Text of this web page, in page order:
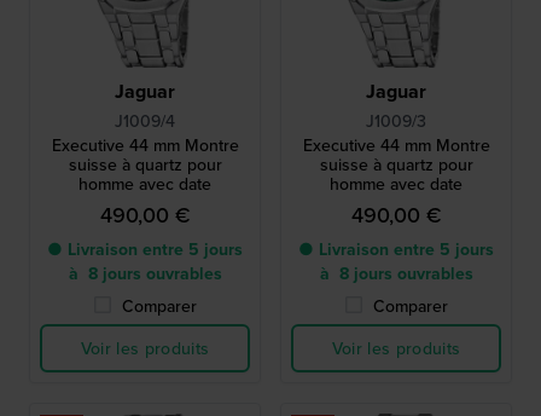
Jaguar
J1009/4
Executive 44 mm Montre
suisse à quartz pour
homme avec date
490,00 €
● Livraison entre 5 jours
à 8 jours ouvrables
Comparer
Voir les produits
Jaguar
J1009/3
Executive 44 mm Montre
suisse à quartz pour
homme avec date
490,00 €
● Livraison entre 5 jours
à 8 jours ouvrables
Comparer
Voir les produits